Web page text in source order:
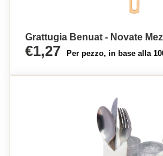
Grattugia Benuat - Novate
€1,27 Per pezzo, in base alla